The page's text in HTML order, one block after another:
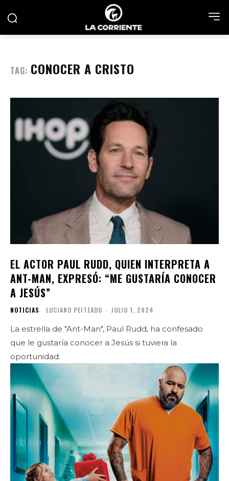
TAG: CONOCER A CRISTO
EL ACTOR PAUL RUDD, QUIEN INTERPRETA A
ANT-MAN, EXPRESÓ: “ME GUSTARÍA CONOCER
A JESÚS”
NOTICIAS LUCIANO PEITEADO - JULIO 1, 2024
La estrella de "Ant-Man", Paul Rudd, ha confesado
que le gustaría conocer a Jesús si tuviera la
oportunidad.